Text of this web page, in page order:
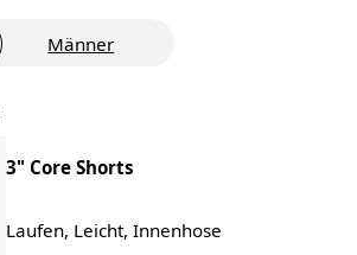
Männer
3" Core Shorts
Laufen, Leicht, Innenhose